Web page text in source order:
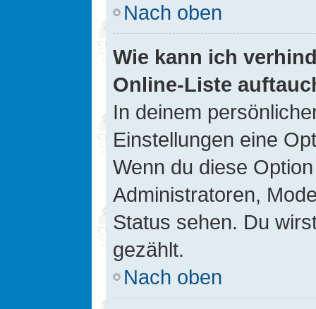
Nach oben
Wie kann ich
Online-Liste
In deinem
Einstellungen eine
Wenn du diese
Administratoren,
Status sehen. Du
gezählt.
Nach oben